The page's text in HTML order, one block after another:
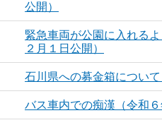
公開）
緊急車両が公園に入れる
２月１日公開）
石川県への募金箱につい
バス車内での痴漢（令和６